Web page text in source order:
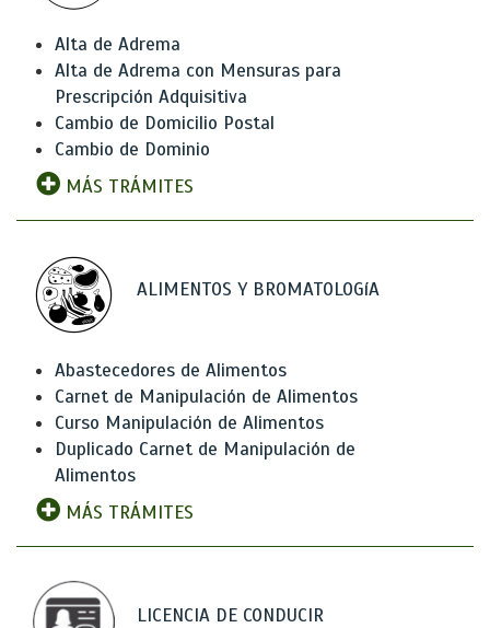
Alta de Adrema
Alta de Adrema con Mensuras para
Prescripción Adquisitiva
Cambio de Domicilio Postal
Cambio de Dominio
MÁS TRÁMITES
ALIMENTOS Y BROMATOLOGíA
Abastecedores de Alimentos
Carnet de Manipulación de Alimentos
Curso Manipulación de Alimentos
Duplicado Carnet de Manipulación de
Alimentos
MÁS TRÁMITES
LICENCIA DE CONDUCIR